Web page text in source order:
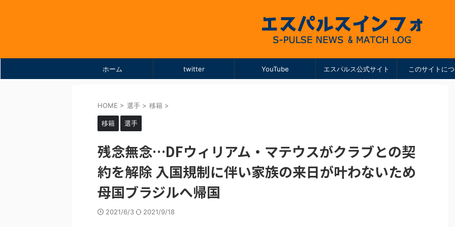
ホーム twitter YouTube エスパルス公式サイト このサイトに
HOME > 選手 > 移籍 >
移籍 選手
残念無念…DFウィリアム・マテウスがクラブとの契
約を解除 入国規制に伴い家族の来日が叶わないため
母国ブラジルへ帰国
2021/6/3 2021/9/18